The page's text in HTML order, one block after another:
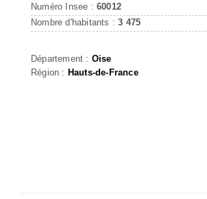
Numéro Insee : 60012
Nombre d'habitants :3 475
Département : Oise
Région : Hauts-de-France